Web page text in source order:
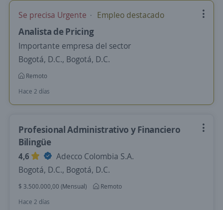
Se precisa Urgente Empleo destacado
Analista de Pricing
Importante empresa del sector
Bogotá, D.C., Bogotá, D.C.
Remoto
Hace 2 días
Profesional Administrativo y Financiero
Bilingüe
4,6
Adecco Colombia S.A.
Bogotá, D.C., Bogotá, D.C.
$ 3.500.000,00 (Mensual)
Remoto
Hace 2 días